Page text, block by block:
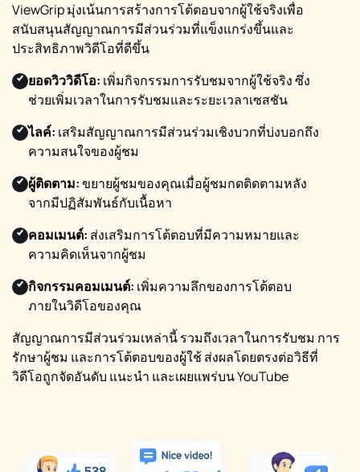
ViewGrip มุ่งเน้นการสร้างการโต้ตอบจากผู้ใช้จริงเพื่อ
สนับสนุนสัญญาณการมีส่วนร่วมที่แข็งแกร่งขึ้นและ
ประสิทธิภาพวิดีโอที่ดีขึ้น
ยอดวิววิดีโอ: เพิ่มกิจกรรมการรับชมจากผู้ใช้จริง ซึ่ง
ช่วยเพิ่มเวลาในการรับชมและระยะเวลาเซสชัน
ไลค์: เสริมสัญญาณการมีส่วนร่วมเชิงบวกที่บ่งบอกถึง
ความสนใจของผู้ชม
ผู้ติดตาม:ขยายผู้ชมของคุณเมื่อผู้ชมกดติดตามหลัง
จากมีปฏิสัมพันธ์กับเนื้อหา
คอมเมนต์: ส่งเสริมการโต้ตอบที่มีความหมายและ
ความคิดเห็นจากผู้ชม
กิจกรรมคอมเมนต์: เพิ่มความลึกของการโต้ตอบ
ภายในวิดีโอของคุณ
สัญญาณการมีส่วนร่วมเหล่านี้ รวมถึงเวลาในการรับชม การ
รักษาผู้ชม และการโต้ตอบของผู้ใช้ ส่งผลโดยตรงต่อวิธีที่
วิดีโอถูกจัดอันดับ แนะนำ และเผยแพร่บน YouTube